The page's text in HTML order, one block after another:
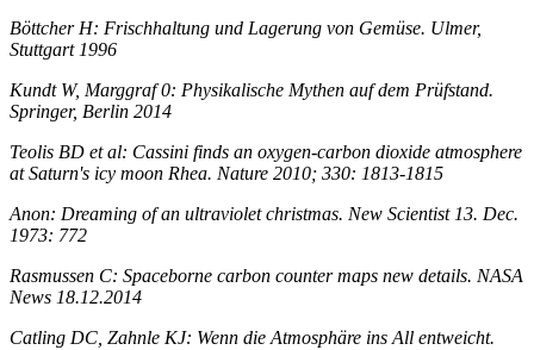
Böttcher H: Frischhaltung und Lagerung von Gemüse. Ulmer,
Stuttgart 1996
Kundt W, Marggraf 0: Physikalische Mythen auf dem Prüfstand.
Springer, Berlin 2014
Teolis BD et al: Cassini finds an oxygen-carbon dioxide atmosphere
at Saturn's icy moon Rhea. Nature 2010; 330: 1813-1815
Anon: Dreaming of an ultraviolet christmas. New Scientist 13. Dec.
1973: 772
Rasmussen C: Spaceborne carbon counter maps new details. NASA
News 18.12.2014
Catling DC, Zahnle KJ: Wenn die Atmosphäre ins All entweicht.